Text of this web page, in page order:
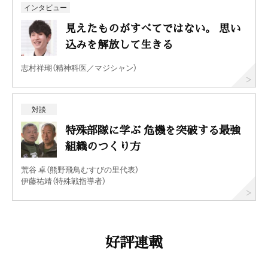
インタビュー
見えたものがすべてではない。 思い
込みを解放して生きる
志村祥瑚（精神科医／マジシャン）
対談
特殊部隊に学ぶ 危機を突破する最強
組織のつくり方
荒谷 卓（熊野飛鳥むすびの里代表）
伊藤祐靖（特殊戦指導者）
好評連載